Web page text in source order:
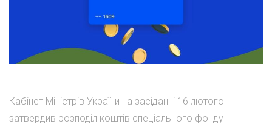
Кабінет Міністрів України на засіданні 16 лютого
затвердив розподіл коштів спеціального фонду